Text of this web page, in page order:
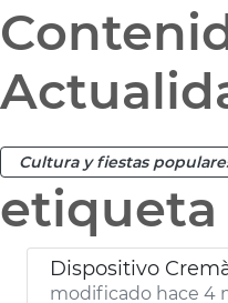
Cultura y fiestas
etiqueta
Dispositivo
modificado hace 4